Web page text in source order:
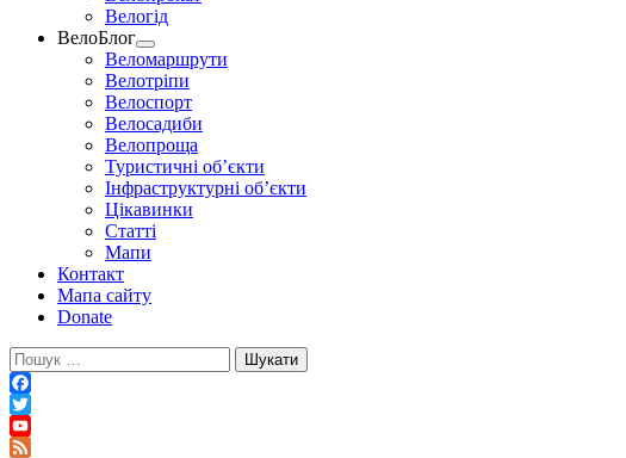
Велогід
ВелоБлог
Show
sub
menu
Веломаршрути
Велотріпи
Велоспорт
Велосадиби
Велопроща
Туристичні об’єкти
Інфраструктурні об’єкти
Цікавинки
Статті
Мапи
Контакт
Мапа сайту
Donate
Пошук:
Facebook
Twitter
YouTube